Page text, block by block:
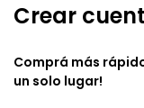
Crear
Comprá más
un solo lugar!